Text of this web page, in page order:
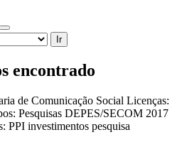
Ir
encontrado
de Comunicação Social Licenças:
Pesquisas DEPES/SECOM 2017
PPI investimentos pesquisa